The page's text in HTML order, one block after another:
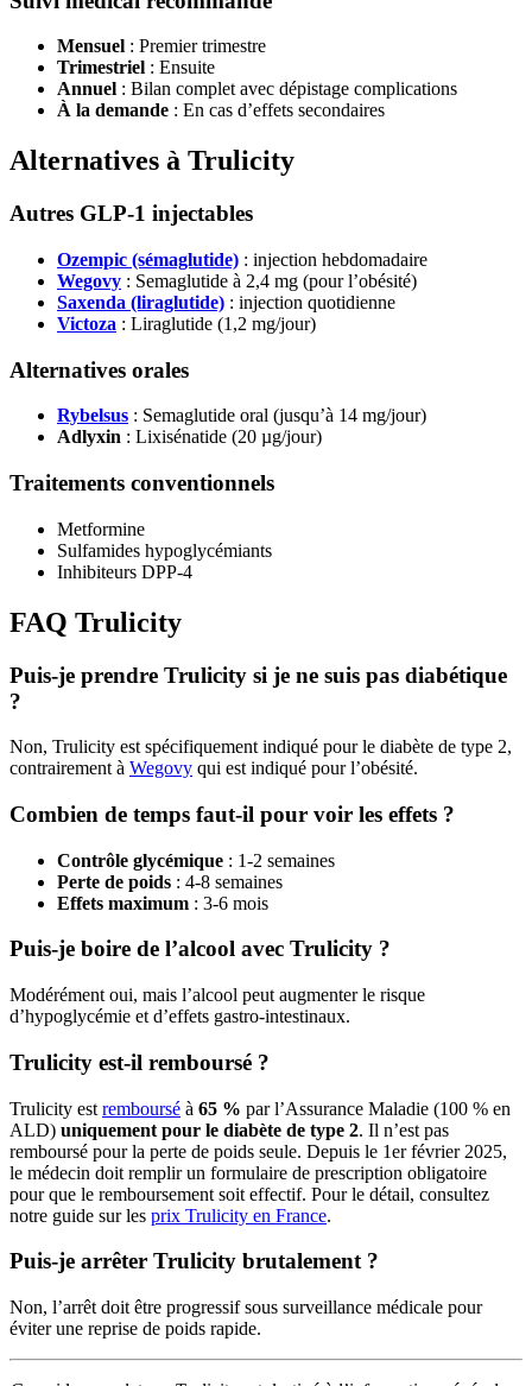
Mensuel : Premier trimestre
Trimestriel : Ensuite
Annuel : Bilan complet avec dépistage complications
À la demande : En cas d’effets secondaires
Alternatives à Trulicity
Autres GLP-1 injectables
Ozempic (sémaglutide) : injection hebdomadaire
Wegovy : Semaglutide à 2,4 mg (pour l’obésité)
Saxenda (liraglutide) : injection quotidienne
Victoza : Liraglutide (1,2 mg/jour)
Alternatives orales
Rybelsus : Semaglutide oral (jusqu’à 14 mg/jour)
Adlyxin : Lixisénatide (20 µg/jour)
Traitements conventionnels
Metformine
Sulfamides hypoglycémiants
Inhibiteurs DPP-4
FAQ Trulicity
Puis-je prendre Trulicity si je ne suis pas diabétique
?
Non, Trulicity est spécifiquement indiqué pour le diabète de type 2,
contrairement à Wegovy qui est indiqué pour l’obésité.
Combien de temps faut-il pour voir les effets ?
Contrôle glycémique : 1-2 semaines
Perte de poids : 4-8 semaines
Effets maximum : 3-6 mois
Puis-je boire de l’alcool avec Trulicity ?
Modérément oui, mais l’alcool peut augmenter le risque
d’hypoglycémie et d’effets gastro-intestinaux.
Trulicity est-il remboursé ?
Trulicity est remboursé à 65 % par l’Assurance Maladie (100 % en
ALD) uniquement pour le diabète de type 2. Il n’est pas
remboursé pour la perte de poids seule. Depuis le 1er février 2025,
le médecin doit remplir un formulaire de prescription obligatoire
pour que le remboursement soit effectif. Pour le détail, consultez
notre guide sur les prix Trulicity en France.
Puis-je arrêter Trulicity brutalement ?
Non, l’arrêt doit être progressif sous surveillance médicale pour
éviter une reprise de poids rapide.